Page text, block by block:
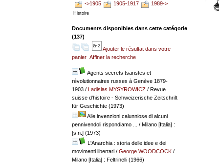
->1905
1905-1917 1989->
Histoire
Documents disponibles dans cette catégorie
(137)
Ajouter le résultat dans votre
panier Affiner la recherche
Agents secrets tsaristes et
révolutionnaires russes à Genève 1879-
1903/ Ladislas MYSYROWICZ/ Revue
suisse d'histoire - Schweizerische Zeitschrift
für Geschichte (1973)
Alle invenzioni calunniose di alcuni
pennivendoli rispondiamo ...
/ Milano [Italia] :
[s.n.] (1973)
L'Anarchia : storia delle idee e dei
movimenti libertari/ George WOODCOCK/
Milano [Italia] : Feltrinelli (1966)